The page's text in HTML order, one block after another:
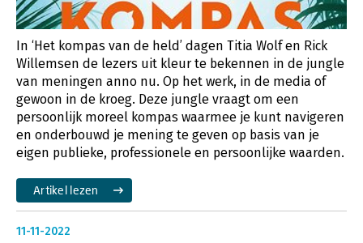
In ‘Het kompas van de held’ dagen Titia Wolf en Rick
Willemsen de lezers uit kleur te bekennen in de jungle
van meningen anno nu. Op het werk, in de media of
gewoon in de kroeg. Deze jungle vraagt om een
persoonlijk moreel kompas waarmee je kunt navigeren
en onderbouwd je mening te geven op basis van je
eigen publieke, professionele en persoonlijke waarden.
Artikel lezen
11-11-2022